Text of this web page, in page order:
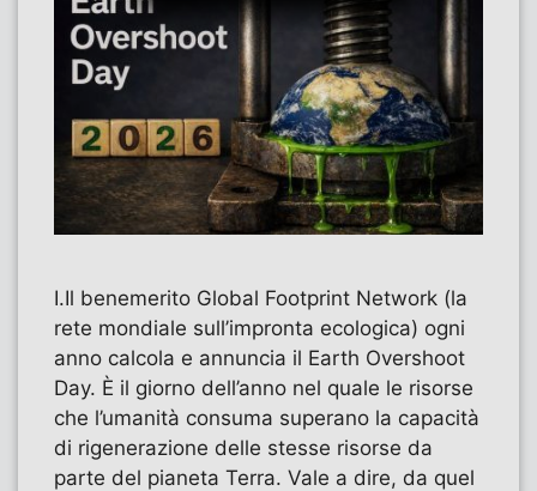
I.Il benemerito Global Footprint Network (la
rete mondiale sull’impronta ecologica) ogni
anno calcola e annuncia il Earth Overshoot
Day. È il giorno dell’anno nel quale le risorse
che l’umanità consuma superano la capacità
di rigenerazione delle stesse risorse da
parte del pianeta Terra. Vale a dire, da quel